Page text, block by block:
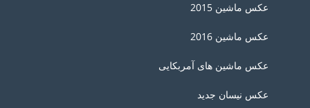
عکس ماشین 2015
عکس ماشین 2016
عکس ماشین های آمربکایی
عکس نیسان جدید